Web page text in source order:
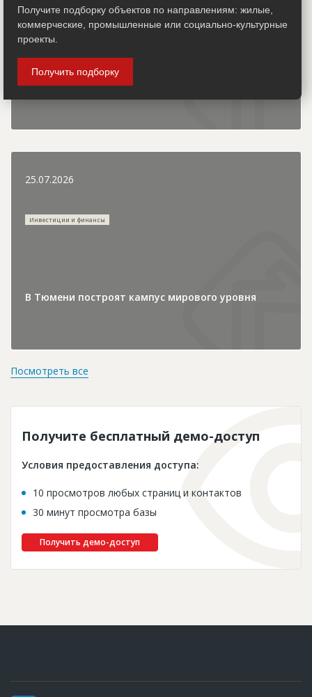
строительство новых корпусов
25.07.2026
Инвестиции и финансы
В Тюмени построят кампус мирового уровня
Посмотреть все
Получите бесплатный демо-доступ
Условия предоставления доступа:
10 просмотров любых страниц и контактов
30 минут просмотра базы
Получить демо-доступ
Получите подборку объектов по направлениям: жилые,
коммерческие, промышленные или социально-культурные
проекты.
Получить подборку